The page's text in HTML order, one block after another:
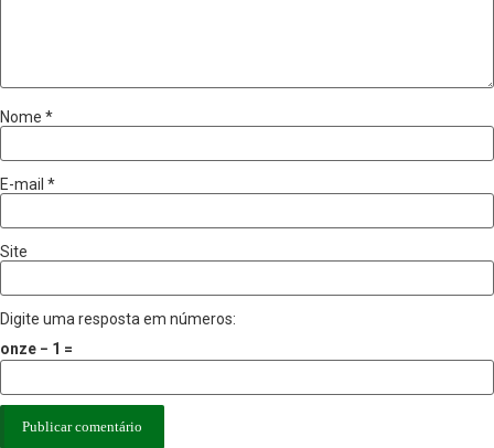
Nome *
E-mail *
Site
Digite uma resposta em números:
onze − 1 =